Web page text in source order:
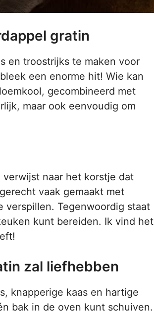
gratin
en troostrijks te maken voor
een enorme hit! Wie kan
gecombineerd met
maar ook eenvoudig om
verwijst naar het korstje dat
vaak gemaakt met
verspillen. Tegenwoordig staat
kunt bereiden. Ik vind het
zal liefhebben
knapperige kaas en hartige
bak in de oven kunt schuiven.